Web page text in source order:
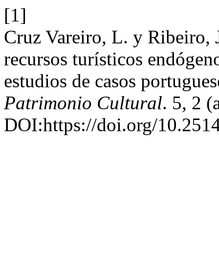
[1]
Cruz Vareiro, L. y Ribeiro,
recursos turísticos
estudios de casos
Patrimonio Cultural. 5, 2
DOI:https://doi.org/